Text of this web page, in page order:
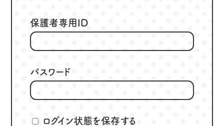
保護者専用ID
パスワード
ログイン状態を保存する